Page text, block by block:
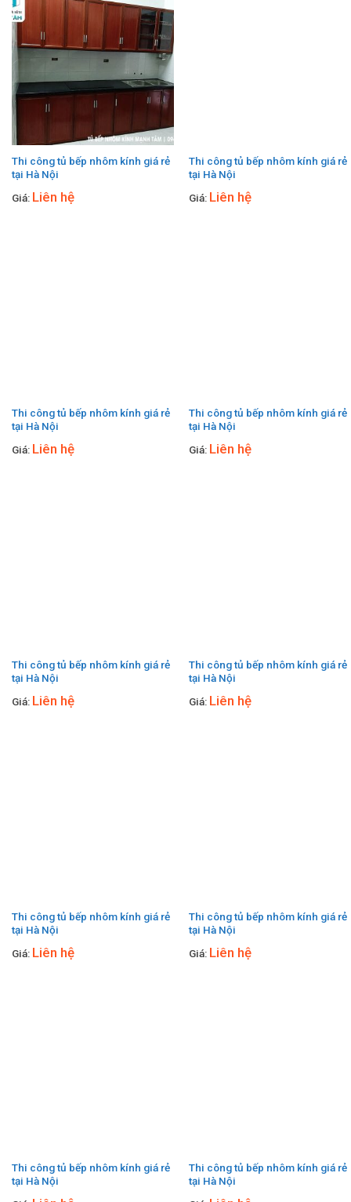
Thi công tủ bếp nhôm kính giá rẻ
tại Hà Nội
Giá: Liên hệ
Thi công tủ bếp nhôm kính giá rẻ
tại Hà Nội
Giá: Liên hệ
Thi công tủ bếp nhôm kính giá rẻ
tại Hà Nội
Giá: Liên hệ
Thi công tủ bếp nhôm kính giá rẻ
tại Hà Nội
Giá: Liên hệ
Thi công tủ bếp nhôm kính giá rẻ
tại Hà Nội
Giá: Liên hệ
Thi công tủ bếp nhôm kính giá rẻ
tại Hà Nội
Giá: Liên hệ
Thi công tủ bếp nhôm kính giá rẻ
tại Hà Nội
Giá: Liên hệ
Thi công tủ bếp nhôm kính giá rẻ
tại Hà Nội
Giá: Liên hệ
Thi công tủ bếp nhôm kính giá rẻ
tại Hà Nội
Thi công tủ bếp nhôm kính giá rẻ
tại Hà Nội